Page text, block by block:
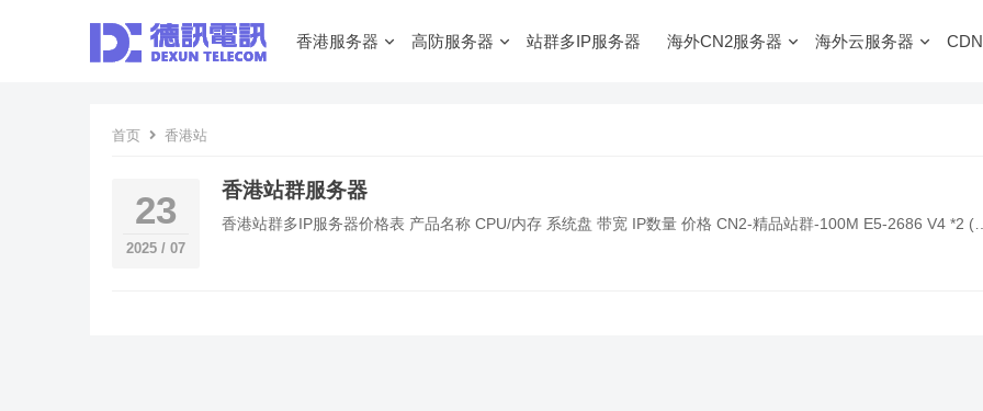
香港服务器 高防服务器 站群多IP服务器 海外CN2服务器 海外云服务器 CDN
首页 香港站
23
2025 / 07
香港站群服务器
香港站群多IP服务器价格表 产品名称 CPU/内存 系统盘 带宽 IP数量 价格 CN2-精品站群-100M E5-2686 V4 *2 (…